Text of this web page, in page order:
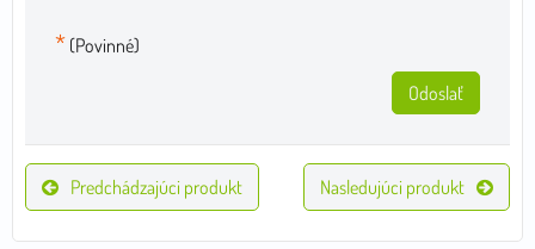
* (Povinné)
Odoslať
Predchádzajúci produkt Nasledujúci produkt